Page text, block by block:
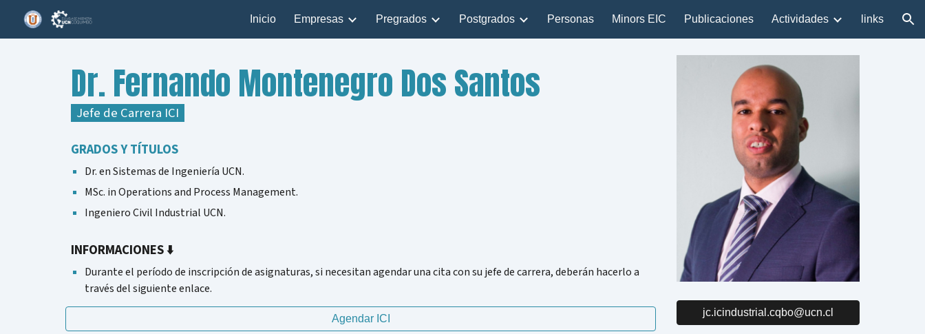
Skip to main content Skip to navigation
Inicio Empresas Pregrados Postgrados Personas Minors EIC Publicaciones Actividades links
Dr. Fernando Montenegro Dos Santos
Jefe de Carrera ICI
GRADOS Y TÍTULOS
Dr. en Sistemas de Ingeniería UCN.
MSc. in Operations and Process Management.
IngenieroCivil Industrial UCN.
INFORMACIONES⬇️
Durante el período de inscripción de asignaturas, si necesitan agendar una cita con su jefe de carrera, deberán hacerlo a
través del siguiente enlace.
Agendar ICI
jc.icindustrial.cqbo@ucn.cl